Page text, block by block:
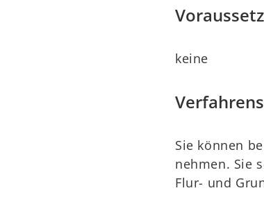
keine
Sie können
nehmen. Sie
Flur- und